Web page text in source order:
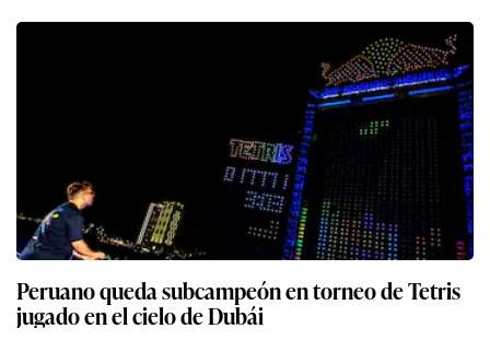
Peruano queda subcampeón en torneo de Tetris
jugado en el cielo de Dubái